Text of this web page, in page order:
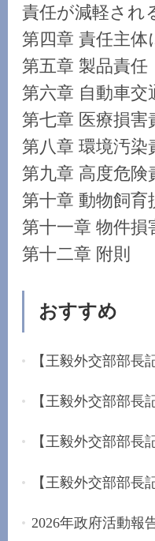
責任が減軽され
第四章 責任主体
第五章 製品責任
第六章 自動車交
第七章 医療損害
第八章 環境汚染
第九章 高度危険
第十章 動物飼育
第十一章 物件損
第十二章 附則
おすすめ
2026年政府活動報